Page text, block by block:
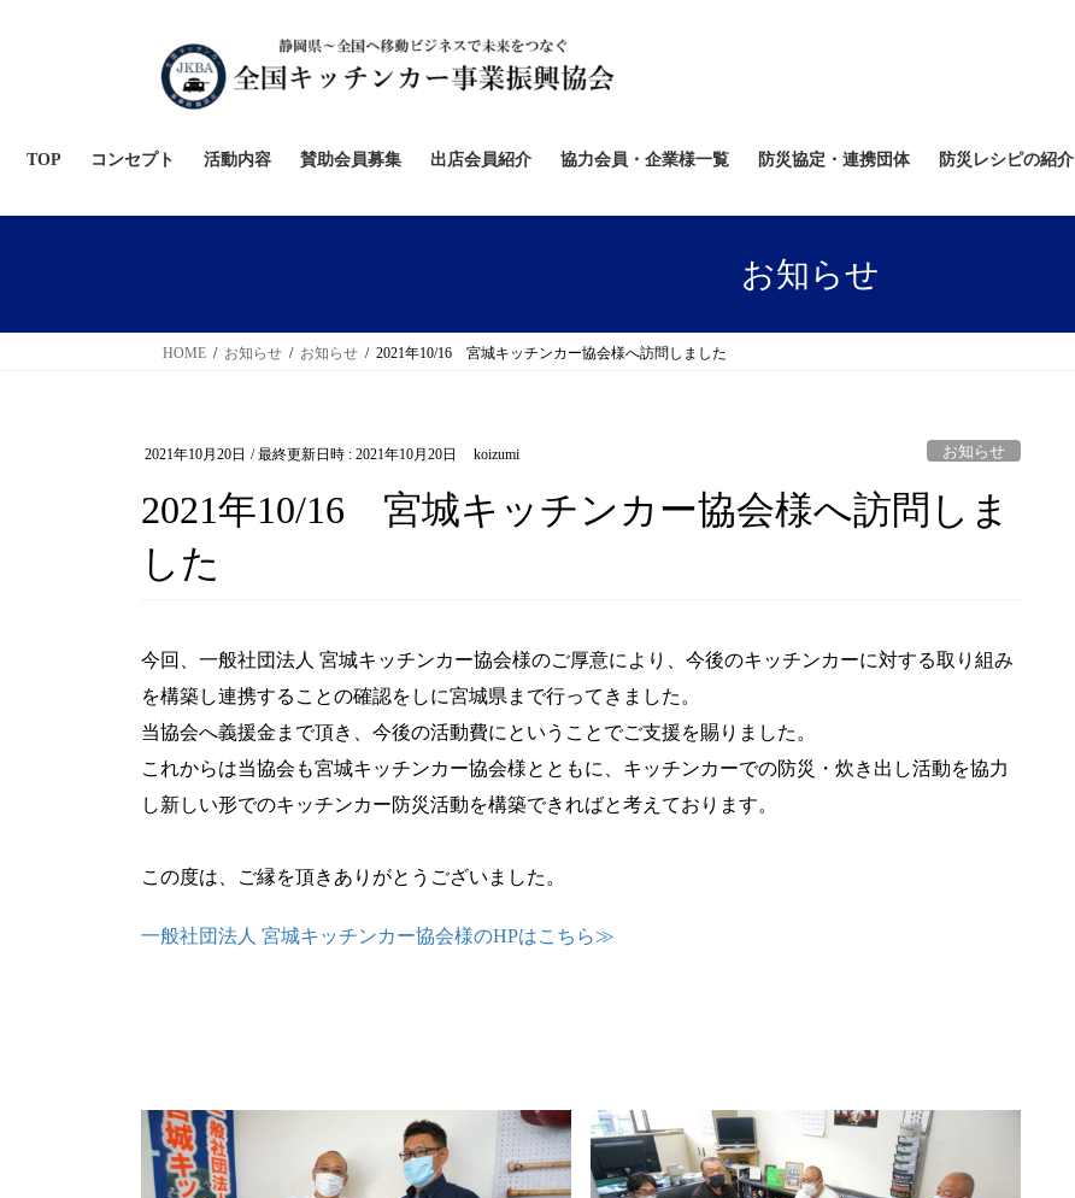
キ
に
TOP コンセプト 活動内容 賛助会員募集 出店会員紹介 協力会員・企業様一覧 防災協定・連携団体 防災レシピの紹介
お知らせ
HOME お知らせ お知らせ 2021年10/16 宮城キッチンカー協会様へ訪問しました
2021年10月20日 / 最終更新日時 : 2021年10月20日 koizumi お知らせ
2021年10/16 宮城キッチンカー協会様へ訪問しま
した
今回、一般社団法人 宮城キッチンカー協会様のご厚意により、今後のキッチンカーに対する取り組み
を構築し連携することの確認をしに宮城県まで行ってきました。
当協会へ義援金まで頂き、今後の活動費にということでご支援を賜りました。
これからは当協会も宮城キッチンカー協会様とともに、キッチンカーでの防災・炊き出し活動を協力
し新しい形でのキッチンカー防災活動を構築できればと考えております。
この度は、ご縁を頂きありがとうございました。
一般社団法人 宮城キッチンカー協会様のHPはこちら≫